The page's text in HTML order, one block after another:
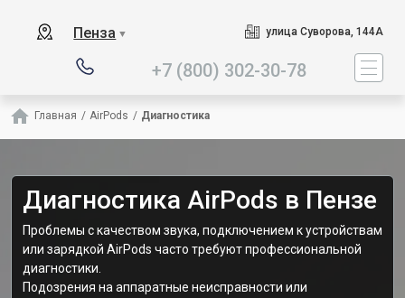
Пенза ▼ улица Суворова, 144А
+7 (800) 302-30-78
Главная / AirPods / Диагностика
Диагностика AirPods в Пензе
Проблемы с качеством звука, подключением к устройствам
или зарядкой AirPods часто требуют профессиональной
диагностики.
Подозрения на аппаратные неисправности или